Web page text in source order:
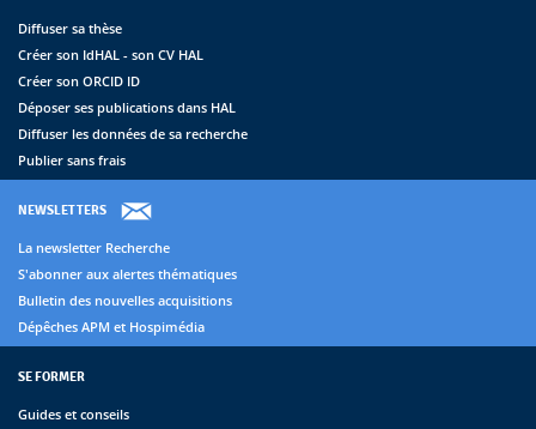
Diffuser sa thèse
Créer son IdHAL - son CV HAL
Créer son ORCID ID
Déposer ses publications dans HAL
Diffuser les données de sa recherche
Publier sans frais
NEWSLETTERS
La newsletter Recherche
S'abonner aux alertes thématiques
Bulletin des nouvelles acquisitions
Dépêches APM et Hospimédia
SE FORMER
Guides et conseils